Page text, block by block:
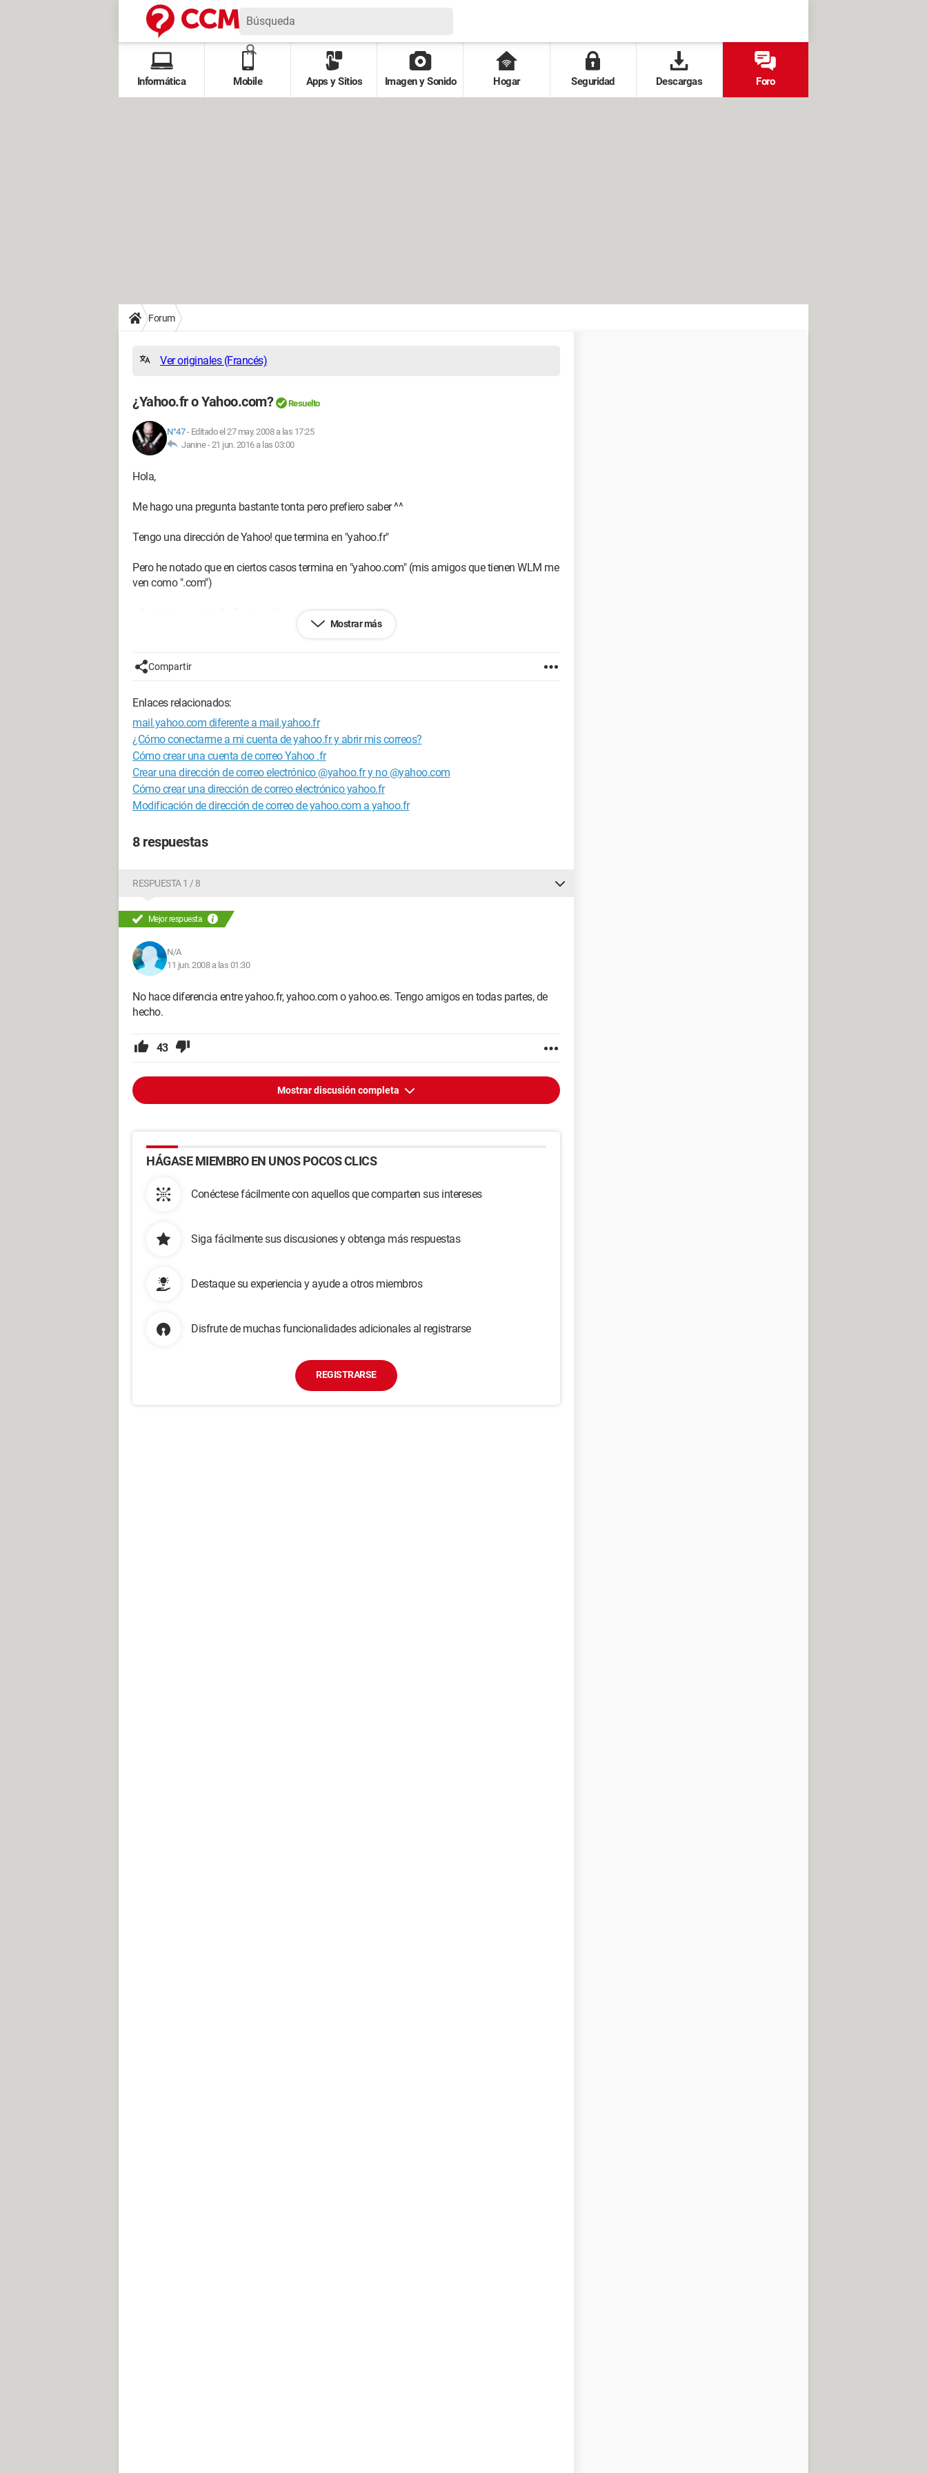
Informática Mobile Apps y Sitios Imagen y Sonido Hogar Seguridad Descargas Foro
Forum
Ver originales (Francés)
¿Yahoo.fr o Yahoo.com? Resuelto
N°47- Editado el 27 may. 2008 a las 17:25
Janine -21 jun. 2016 a las 03:00
Hola,
Me hago una pregunta bastante tonta pero prefiero saber ^^
Tengo una dirección de Yahoo! que termina en "yahoo.fr"
Pero he notado que en ciertos casos termina en "yahoo.com" (mis amigos que tienen WLM me
ven como ".com")
¿Qué debo concluir? ¿Puedo utilizar ambos "dominios"?
Configuración:
Mostrar más
Compartir
Enlaces relacionados:
mail.yahoo.com diferente a mail.yahoo.fr
¿Cómo conectarme a mi cuenta de yahoo.fr y abrir mis correos?
Cómo crear una cuenta de correo Yahoo .fr
Crear una dirección de correo electrónico @yahoo.fr y no @yahoo.com
Cómo crear una dirección de correo electrónico yahoo.fr
Modificación de dirección de correo de yahoo.com a yahoo.fr
8 respuestas
RESPUESTA 1 / 8
Mejor respuesta
N/A
11 jun. 2008 a las 01:30
No hace diferencia entre yahoo.fr, yahoo.com o yahoo.es. Tengo amigos en todas partes, de
hecho.
43
Mostrar discusión completa
HÁGASE MIEMBRO EN UNOS POCOS CLICS
Conéctese fácilmente con aquellos que comparten sus intereses
Siga fácilmente sus discusiones y obtenga más respuestas
Destaque su experiencia y ayude a otros miembros
Disfrute de muchas funcionalidades adicionales al registrarse
REGISTRARSE